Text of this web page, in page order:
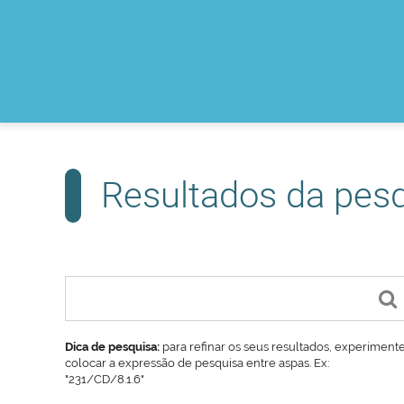
Resultados da
Dica de pesquisa: para refinar os seus resultados,
colocar a expressão de pesquisa entre aspas. Ex:
"231/CD/8.1.6"